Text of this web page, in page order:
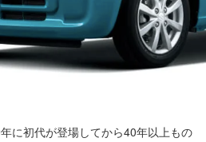
に初代が登場してから40年以上もの